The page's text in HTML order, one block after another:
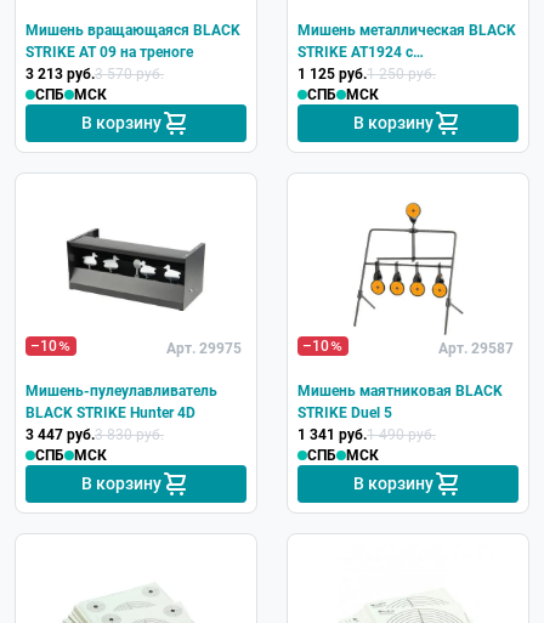
Мишень вращающаяся BLACK
STRIKE AT 09 на треноге
3 213 руб.3 570 руб.
СПБ
МСК
В корзину
Мишень металлическая BLACK
STRIKE AT1924 c
пулеулавливателем
1 125 руб.1 250 руб.
СПБ
МСК
В корзину
–10 Арт. 29975
Мишень-пулеулавливатель
BLACK STRIKE Hunter 4D
3 447 руб.3 830 руб.
СПБ
МСК
В корзину
–10 Арт. 29587
Мишень маятниковая BLACK
STRIKE Duel 5
1 341 руб.1 490 руб.
СПБ
МСК
В корзину